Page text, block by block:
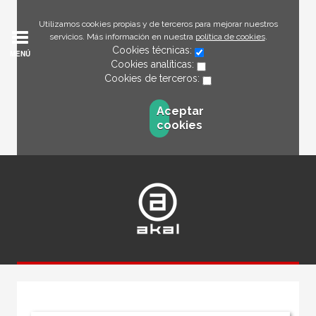
Utilizamos cookies propias y de terceros para mejorar nuestros
servicios. Más información en nuestra política de cookies.
Cookies técnicas:
Cookies analíticas:
Cookies de terceros:
Aceptar
cookies
MENÚ